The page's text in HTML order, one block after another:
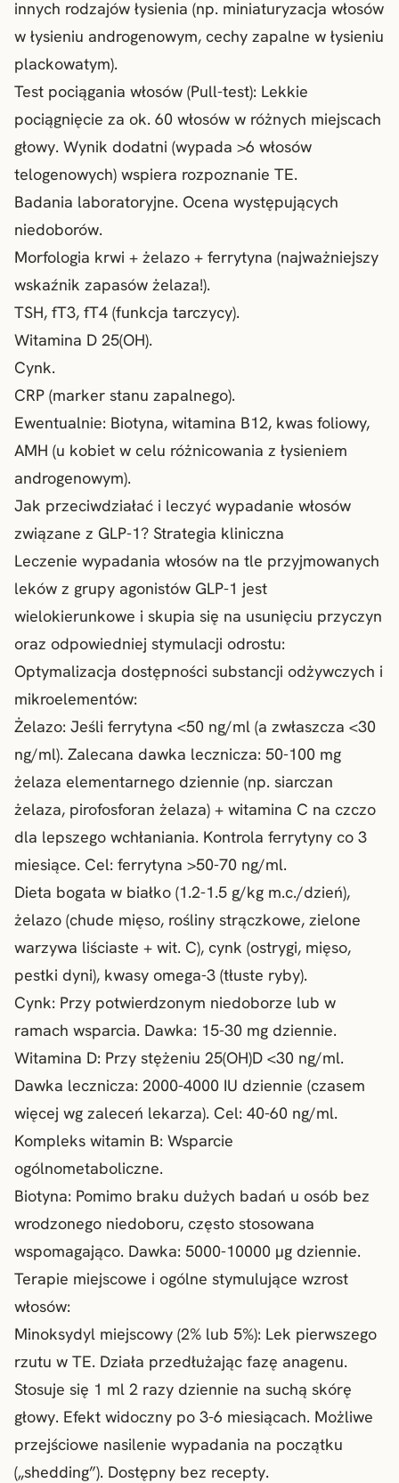
innych rodzajów łysienia (np. miniaturyzacja włosów
w łysieniu androgenowym, cechy zapalne w łysieniu
plackowatym).
Test pociągania włosów (Pull-test): Lekkie
pociągnięcie za ok. 60 włosów w różnych miejscach
głowy. Wynik dodatni (wypada >6 włosów
telogenowych) wspiera rozpoznanie TE.
Badania laboratoryjne. Ocena występujących
niedoborów.
Morfologia krwi + żelazo + ferrytyna (najważniejszy
wskaźnik zapasów żelaza!).
TSH, fT3, fT4 (funkcja tarczycy).
Witamina D 25(OH).
Cynk.
CRP (marker stanu zapalnego).
Ewentualnie: Biotyna, witamina B12, kwas foliowy,
AMH (u kobiet w celu różnicowania z łysieniem
androgenowym).
Jak przeciwdziałać i leczyć wypadanie włosów
związane z GLP-1? Strategia kliniczna
Leczenie wypadania włosów na tle przyjmowanych
leków z grupy agonistów GLP-1 jest
wielokierunkowe i skupia się na usunięciu przyczyn
oraz odpowiedniej stymulacji odrostu:
Optymalizacja dostępności substancji odżywczych i
mikroelementów:
Żelazo: Jeśli ferrytyna <50 ng/ml (a zwłaszcza <30
ng/ml). Zalecana dawka lecznicza: 50-100 mg
żelaza elementarnego dziennie (np. siarczan
żelaza, pirofosforan żelaza) + witamina C na czczo
dla lepszego wchłaniania. Kontrola ferrytyny co 3
miesiące. Cel: ferrytyna >50-70 ng/ml.
Dieta bogata w białko (1.2-1.5 g/kg m.c./dzień),
żelazo (chude mięso, rośliny strączkowe, zielone
warzywa liściaste + wit. C), cynk (ostrygi, mięso,
pestki dyni), kwasy omega-3 (tłuste ryby).
Cynk: Przy potwierdzonym niedoborze lub w
ramach wsparcia. Dawka: 15-30 mg dziennie.
Witamina D: Przy stężeniu 25(OH)D <30 ng/ml.
Dawka lecznicza: 2000-4000 IU dziennie (czasem
więcej wg zaleceń lekarza). Cel: 40-60 ng/ml.
Kompleks witamin B: Wsparcie
ogólnometaboliczne.
Biotyna: Pomimo braku dużych badań u osób bez
wrodzonego niedoboru, często stosowana
wspomagająco. Dawka: 5000-10000 µg dziennie.
Terapie miejscowe i ogólne stymulujące wzrost
włosów:
Minoksydyl miejscowy (2% lub 5%): Lek pierwszego
rzutu w TE. Działa przedłużając fazę anagenu.
Stosuje się 1 ml 2 razy dziennie na suchą skórę
głowy. Efekt widoczny po 3-6 miesiącach. Możliwe
przejściowe nasilenie wypadania na początku
(„shedding”). Dostępny bez recepty.